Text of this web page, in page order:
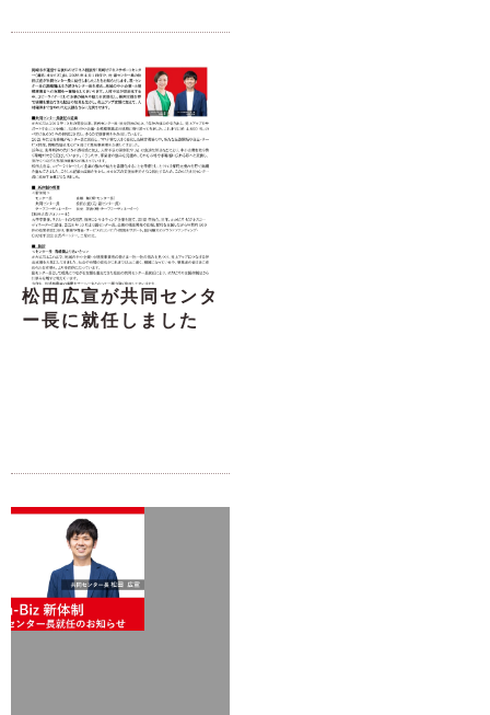
松田広宣が共同センタ
ー長に就任しました